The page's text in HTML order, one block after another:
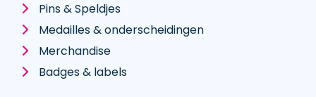
Pins & Speldjes
Medailles & onderscheidingen
Merchandise
Badges & labels